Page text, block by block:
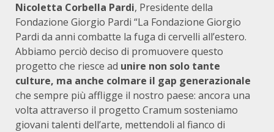
Nicoletta Corbella Pardi, Presidente della
Fondazione Giorgio Pardi “La Fondazione Giorgio
Pardi da anni combatte la fuga di cervelli all’estero.
Abbiamo perciò deciso di promuovere questo
progetto che riesce ad unire non solo tante
culture, ma anche colmare il gap generazionale
che sempre più affligge il nostro paese: ancora una
volta attraverso il progetto Cramum sosteniamo
giovani talenti dell’arte, mettendoli al fianco di